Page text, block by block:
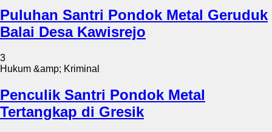
Puluhan Santri Pondok Metal Geruduk
Balai Desa Kawisrejo
3
Hukum &amp; Kriminal
Penculik Santri Pondok Metal
Tertangkap di Gresik